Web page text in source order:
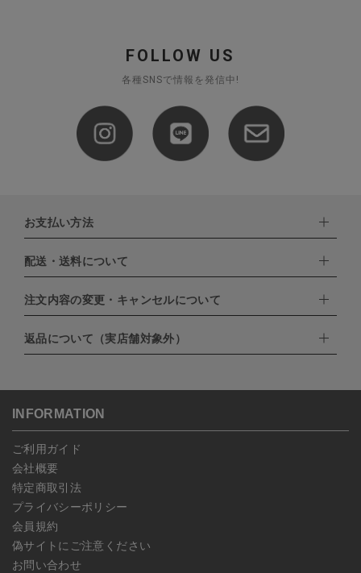
FOLLOW US
各種SNSで情報を発信中!
お支払い方法
下記お支払い方法よりお選びいただけます。
・クレジットカード（VISA,mastercard,JCB,AMERICAN
EXPRESS,Diners Club）
・PayPay
・NP後払い
配送・送料について
配達業者：日本郵便
北海道：1,400円
沖縄：1,400円
注文内容の変更・キャンセルについて
ご注文日当日から翌日のAM9:00までにご連絡頂いた場合はキャン
セルは可能です。
ンセルしていただいた後、ご希望の商品のみ再度ご注文お願いしま
予約商品など一部キャンセルが出来ない場合がございます。あらか
じめご了承ください。
返品について（実店舗対象外）
こちらよりご依頼ください。
INFORMATION
ご利用ガイド
会社概要
特定商取引法
プライバシーポリシー
会員規約
偽サイトにご注意ください
お問い合わせ